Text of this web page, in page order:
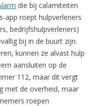
die bij calamiteiten
app roept hulpverleners
bedrijfshulpverleners)
bij in de buurt zijn.
kunnen ze alvast hulp
aansluiten op de
112, maar dit vergt
met de overheid, maar
roepen